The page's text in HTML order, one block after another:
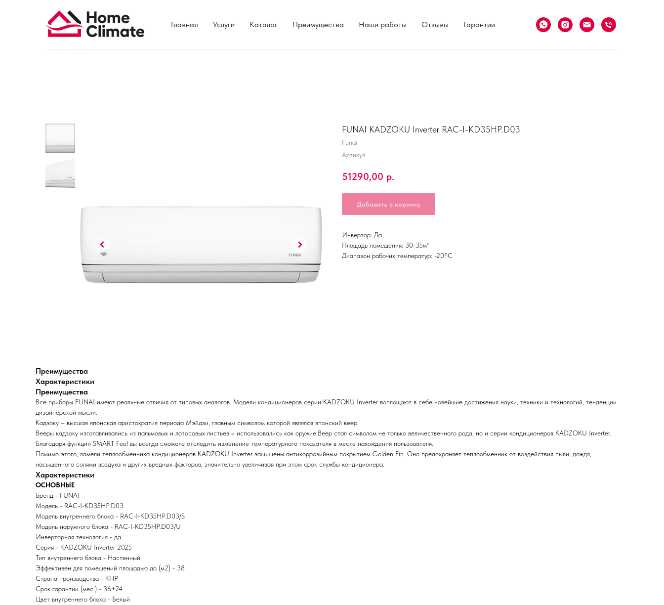
Главная Услуги Каталог Преимущества Наши работы Отзывы Гарантии
FUNAI KADZOKU Inverter RAC-I-KD35HP.D03
Funai
Артикул:
51290,00 р.
Добавить в корзину
Инвертор: Да
Площадь помещения: 30-35м²
Диапазон рабочих температур: -20°С
Преимущества
Характеристики
Преимущества
Все приборы FUNAI имеют реальные отличия от типовых аналогов. Модели кондиционеров серии KADZOKU Inverter воплощают в себе новейшие достижения науки, техники и технологий, тенденции
дизайнерской мысли.
Кадзоку – высшая японская аристократия периода Мэйдзи, главным символом которой являлся японский веер.
Вееры кадзоку изготавливались из пальмовых и лотосовых листьев и использовались как оружие.Веер стал символом не только величественного рода, но и серии кондиционеров KADZOKU Inverter.
Благодаря функции SMART Feel вы всегда сможете отследить изменение температурного показателя в месте нахождения пользователя.
Помимо этого, ламели теплообменника кондиционеров KADZOKU Inverter защищены антикоррозийным покрытием Golden Fin. Оно предохраняет теплообменник от воздействия пыли, дождя,
насыщенного солями воздуха и других вредных факторов, значительно увеличивая при этом срок службы кондиционера.
Характеристики
ОСНОВНЫЕ
Бренд - FUNAI
Модель - RAC-I-KD35HP.D03
Модель внутреннего блока - RAC-I-KD35HP.D03/S
Модель наружного блока - RAC-I-KD35HP.D03/U
Инверторная технология - да
Серия - KADZOKU Inverter 2025
Тип внутреннего блока - Настенный
Эффективен для помещений площадью до (м2) - 38
Страна производства - КНР
Срок гарантии (мес.) - 36+24
Цвет внутреннего блока - Белый